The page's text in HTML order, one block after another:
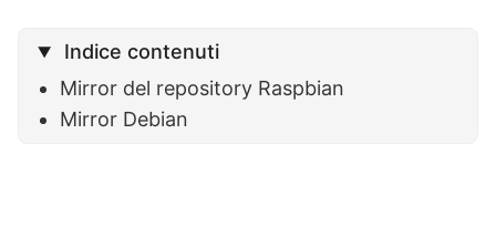
Indice contenuti
Mirror del repository Raspbian
Mirror Debian